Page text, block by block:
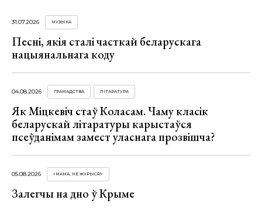
31.07.2026 МУЗЫКА
Песні, якія сталі часткай беларускага
нацыянальнага коду
04.08.2026 ГРАМАДСТВА ЛІТАРАТУРА
Як Міцкевіч стаў Коласам. Чаму класік
беларускай літаратуры карыстаўся
псеўданімам замест уласнага прозвішча?
05.08.2026 «МАМА, НЕ ЖУРЫСЯ!»
Залегчы на дно ў Крыме